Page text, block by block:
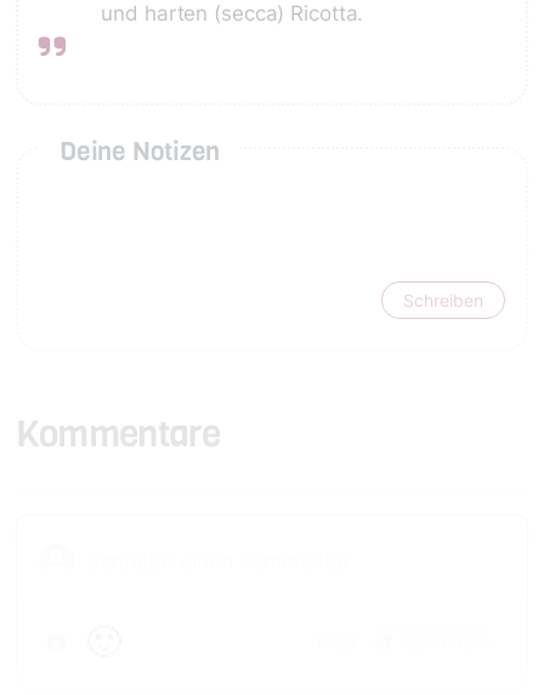
und harten (secca) Ricotta.
Deine Notizen
Schreiben
Kommentare